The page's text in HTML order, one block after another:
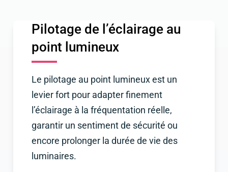
Pilotage de l’éclairage au
point lumineux
Le pilotage au point lumineux est un
levier fort pour adapter finement
l’éclairage à la fréquentation réelle,
garantir un sentiment de sécurité ou
encore prolonger la durée de vie des
luminaires.